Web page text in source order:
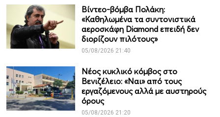
Βίντεο-βόμβα Πολάκη:
«Καθηλωμένα τα συντονιστικά
αεροσκάφη Diamond επειδή δεν
διορίζουν πιλότους»
05/08/2026 21:40
Νέος κυκλικό κόμβος στο
Βενιζέλειο: «Ναι» από τους
εργαζόμενους αλλά με αυστηρούς
όρους
05/08/2026 21:20